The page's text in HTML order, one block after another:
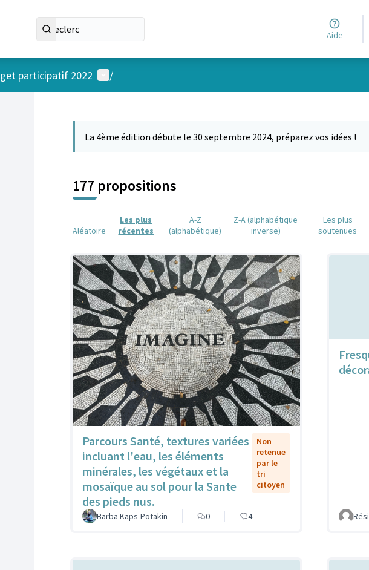
Aide
participatif 2022 Menu utilisateur
/
La 4ème édition débute le 30 septembre 2024, préparez vos idées !
177 propositions
Aléatoire
Les plus
récentes
A-Z
(alphabétique)
Z-A (alphabétique
inverse)
Les plus
soutenues
Parcours Santé, textures variées
incluant l'eau, les éléments
minérales, les végétaux et la
mosaïque au sol pour la Sante
des pieds nus.
Non
retenue
par le
tri
citoyen
Barba Kaps-Potakin 0 4